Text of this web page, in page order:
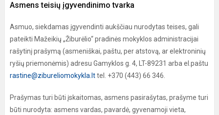
Asmens teisių įgyvendinimo tvarka
Asmuo, siekdamas įgyvendinti aukščiau nurodytas teises, gali
pateikti Mažeikių „Žiburėlio“ pradinės mokyklos administracijai
rašytinį prašymą (asmeniškai, paštu, per atstovą, ar elektroninių
ryšių priemonėmis) adresu Gamyklos g. 4, LT-89231 arba el.paštu
rastine@zibureliomokykla.lttel. +370 (443) 66 346.
Prašymas turi būti įskaitomas, asmens pasirašytas, prašyme turi
būti nurodyta: asmens vardas, pavardė, gyvenamoji vieta,